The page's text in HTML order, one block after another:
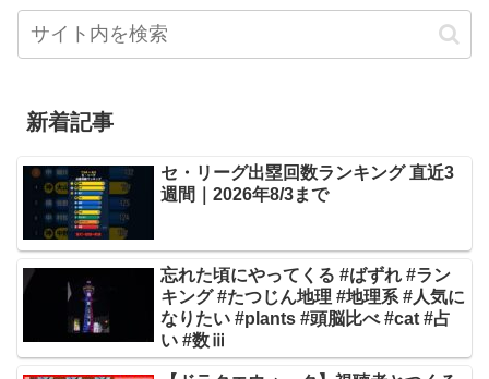
新着記事
セ・リーグ出塁回数ランキング 直近3
週間｜2026年8/3まで
忘れた頃にやってくる #ばずれ #ラン
キング #たつじん地理 #地理系 #人気に
なりたい #plants #頭脳比べ #cat #占
い #数ⅲ